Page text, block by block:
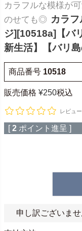
カラフルな模様が
のせても◎ カラ
ジ][10518a]【バ
新生活】【バリ島
商品番号 10518
販売価格 ¥250税込
レビュ
[ 2 ポイント進呈 ]
申し訳ございま